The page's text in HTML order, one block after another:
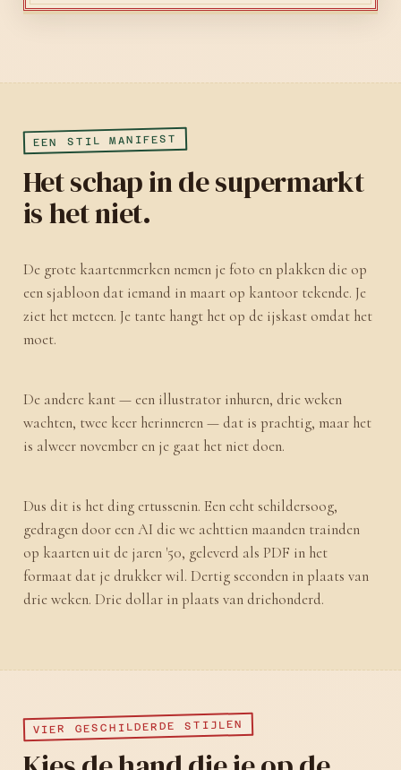
EEN STIL MANIFEST
Het schap in de supermarkt
is het niet.
De grote kaartenmerken nemen je foto en plakken die op
een sjabloon dat iemand in maart op kantoor tekende. Je
ziet het meteen. Je tante hangt het op de ijskast omdat het
moet.
De andere kant — een illustrator inhuren, drie weken
wachten, twee keer herinneren — dat is prachtig, maar het
is alweer november en je gaat het niet doen.
Dus dit is het ding ertussenin. Een echt schildersoog,
gedragen door een AI die we achttien maanden trainden
op kaarten uit de jaren '50, geleverd als PDF in het
formaat dat je drukker wil. Dertig seconden in plaats van
drie weken. Drie dollar in plaats van driehonderd.
VIER GESCHILDERDE STIJLEN